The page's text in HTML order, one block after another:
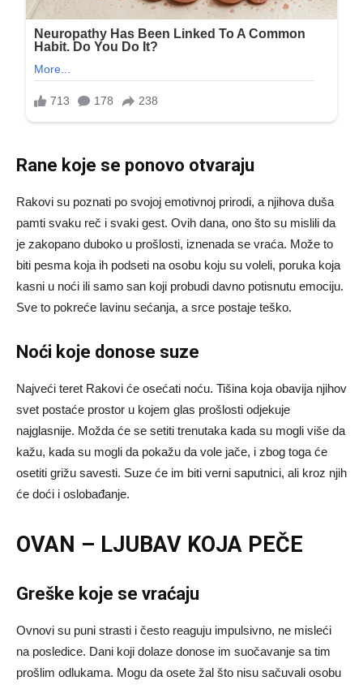
Rane koje se ponovo otvaraju
Rakovi su poznati po svojoj emotivnoj prirodi, a njihova duša
pamti svaku reč i svaki gest. Ovih dana, ono što su mislili da
je zakopano duboko u prošlosti, iznenada se vraća. Može to
biti pesma koja ih podseti na osobu koju su voleli, poruka koja
kasni u noći ili samo san koji probudi davno potisnutu emociju.
Sve to pokreće lavinu sećanja, a srce postaje teško.
Noći koje donose suze
Najveći teret Rakovi će osećati noću. Tišina koja obavija njihov
svet postaće prostor u kojem glas prošlosti odjekuje
najglasnije. Možda će se setiti trenutaka kada su mogli više da
kažu, kada su mogli da pokažu da vole jače, i zbog toga će
osetiti grižu savesti. Suze će im biti verni saputnici, ali kroz njih
će doći i oslobađanje.
OVAN – LJUBAV KOJA PEČE
Greške koje se vraćaju
Ovnovi su puni strasti i često reaguju impulsivno, ne misleći
na posledice. Dani koji dolaze donose im suočavanje sa tim
prošlim odlukama. Mogu da osete žal što nisu sačuvali osobu